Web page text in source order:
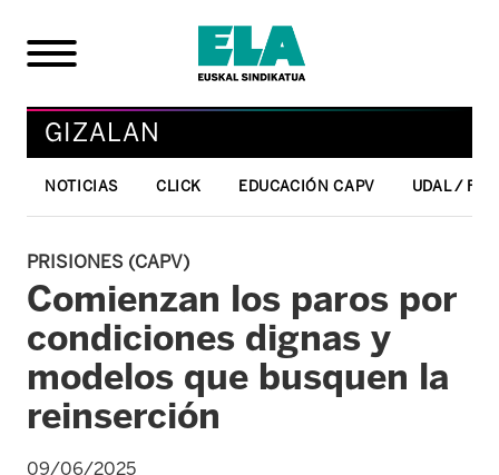
GIZALAN
NOTICIAS CLICK EDUCACIÓN CAPV UDAL /
PRISIONES (CAPV)
Comienzan los paros por
condiciones dignas y
modelos que busquen la
reinserción
09/06/2025